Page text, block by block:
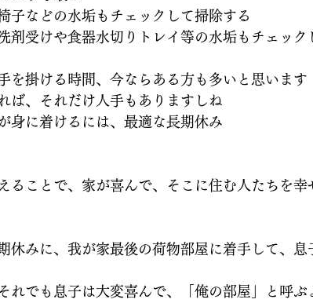
子などの水垢もチェックして掃除する
剤受けや食器水切りトレイ等の水垢もチェック
を掛ける時間、今ならある方も多いと思います
ば、それだけ人手もありますしね
身に着けるには、最適な長期休み
ることで、家が喜んで、そこに住む人たちを幸
休みに、我が家最後の荷物部屋に着手して、息
れでも息子は大変喜んで、「俺の部屋」と呼ぶ